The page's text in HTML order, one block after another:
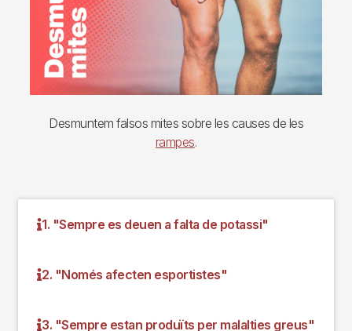
Desmuntem falsos mites sobre les causes de les
rampes.
1. "Sempre es deuen a falta de potassi"
2. "Només afecten esportistes"
3. "Sempre estan produïts per malalties greus"